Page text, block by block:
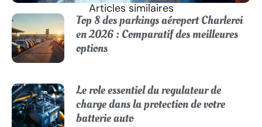
Articles similaires
Top 8 des parkings aéroport Charleroi
en 2026 : Comparatif des meilleures
options
Le role essentiel du regulateur de
charge dans la protection de votre
batterie auto